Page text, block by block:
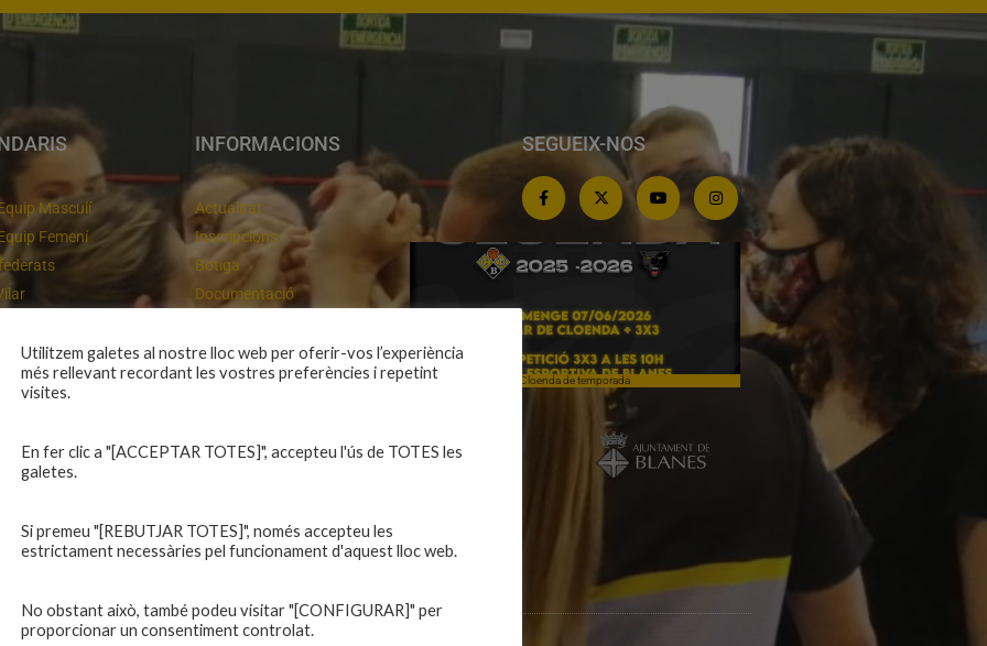
Masculí
Femení
inferiors
casa
INFORMACIONS
Actualitat
Inscripcions
Botiga
Documentació
Intranet
Contacte
SEGUEIX-NOS
Un final rodó Cloenda de temporada
Utilitzem galetes al nostre lloc web per oferir-vos l’experiència
més rellevant recordant les vostres preferències i repetint
visites.
En fer clic a "[ACCEPTAR TOTES]", accepteu l'ús de TOTES les
galetes.
Si premeu "[REBUTJAR TOTES]", només accepteu les
estrictament necessàries pel funcionament d'aquest lloc web.
No obstant això, també podeu visitar "[CONFIGURAR]" per
proporcionar un consentiment controlat.